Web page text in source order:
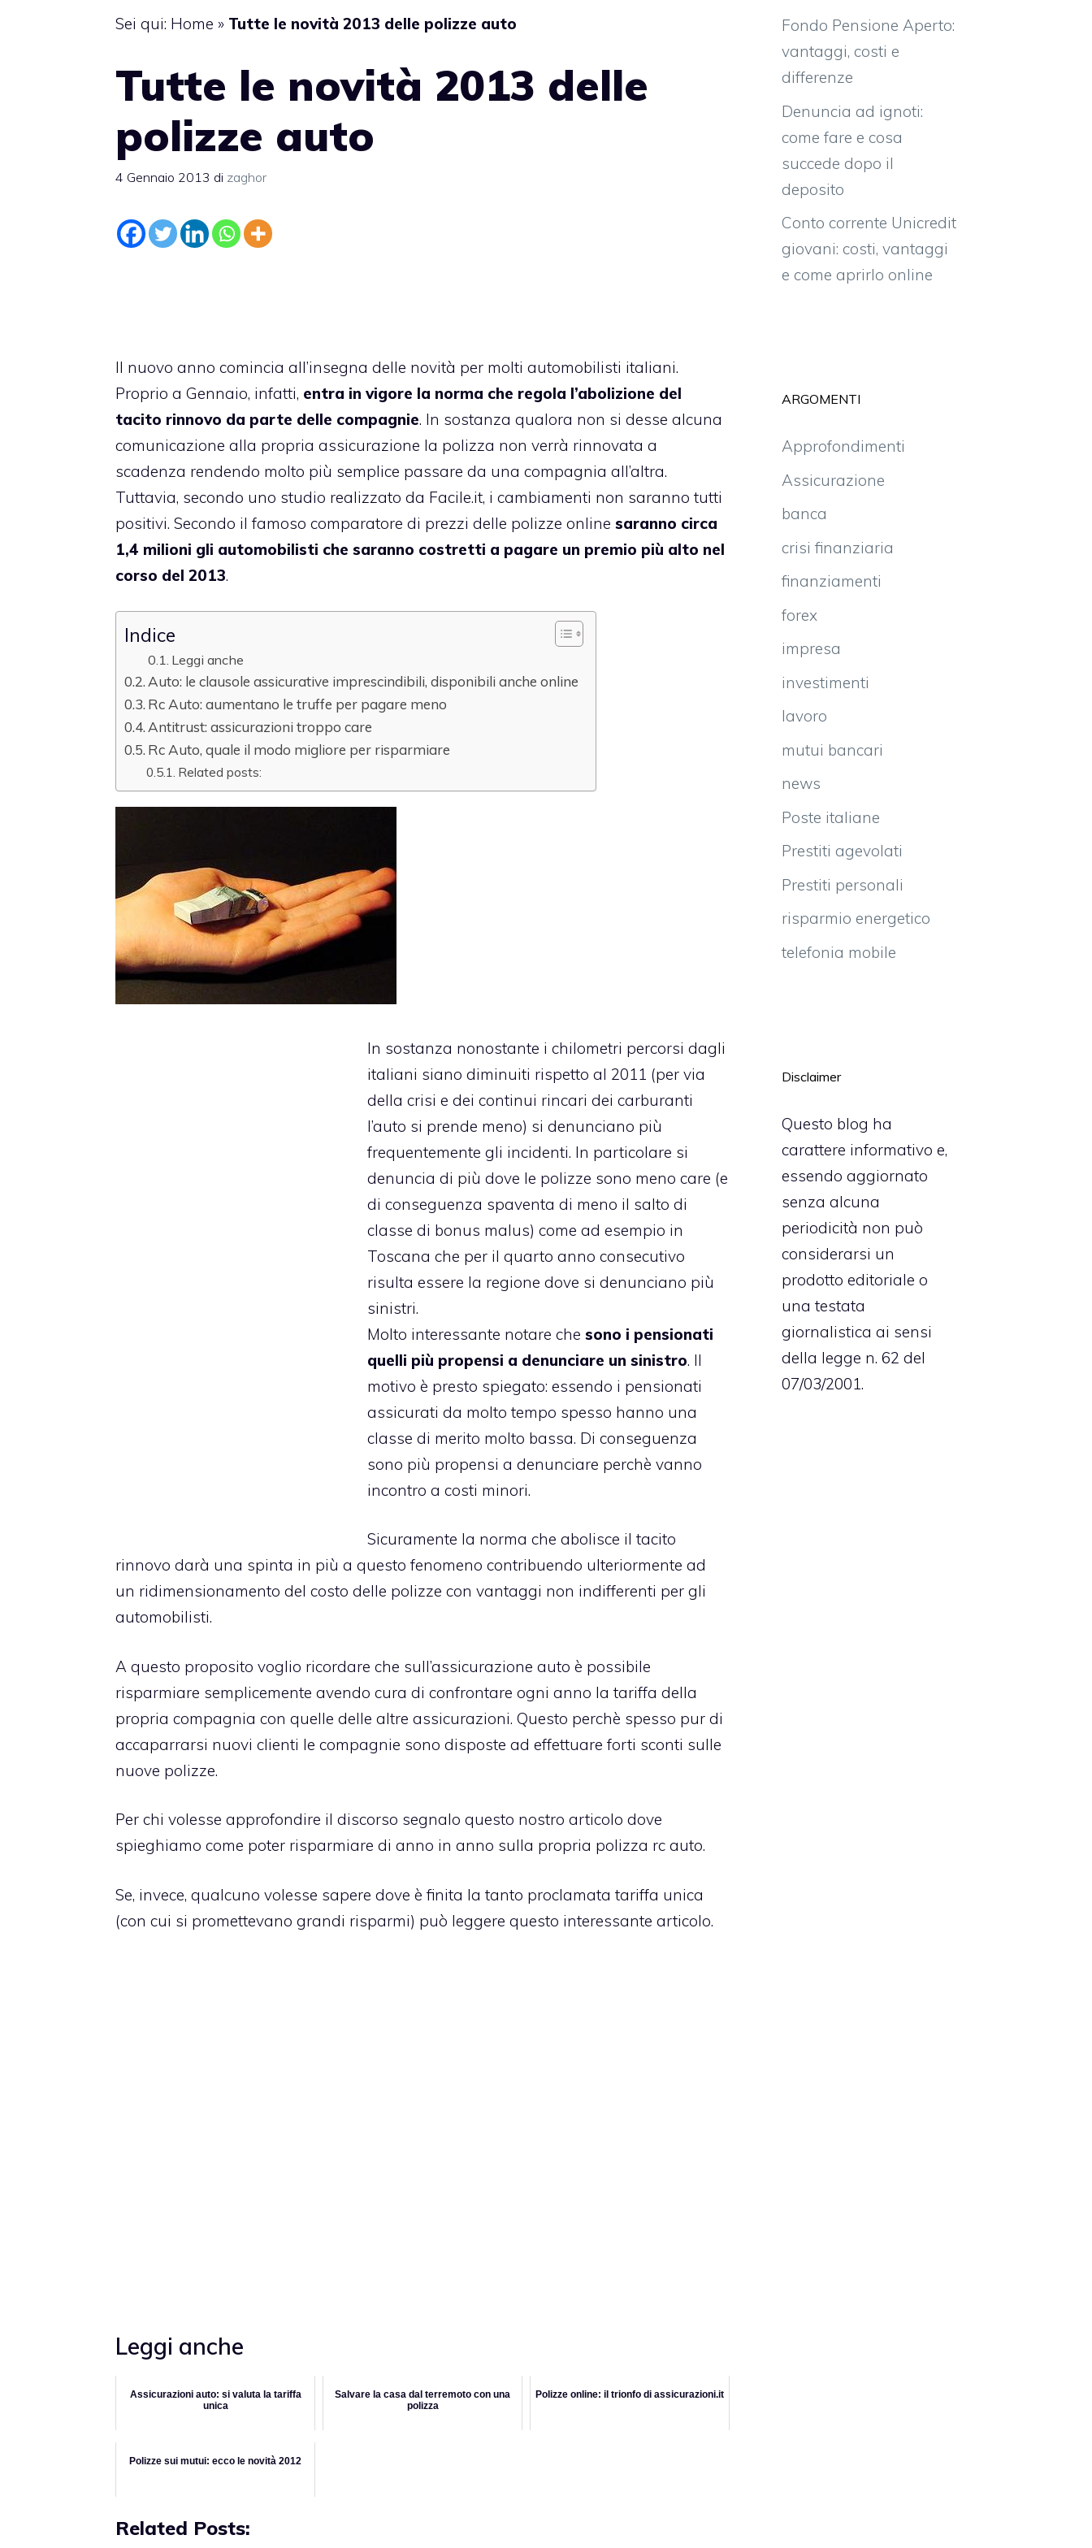
Sei qui: Home » Tutte le novità 2013 delle polizze auto
Tutte le novità 2013 delle
polizze auto
4 Gennaio 2013 di zaghor
Il nuovo anno comincia all’insegna delle novità per molti automobilisti italiani.
Proprio a Gennaio, infatti, entra in vigore la norma che regola l’abolizione del
tacito rinnovo da parte delle compagnie. In sostanza qualora non si desse alcuna
comunicazione alla propria assicurazione la polizza non verrà rinnovata a
scadenza rendendo molto più semplice passare da una compagnia all’altra.
Tuttavia, secondo uno studio realizzato da Facile.it, i cambiamenti non saranno tutti
positivi. Secondo il famoso comparatore di prezzi delle polizze online saranno circa
1,4 milioni gli automobilisti che saranno costretti a pagare un premio più alto nel
corso del 2013.
Indice
Leggi anche
Auto: le clausole assicurative imprescindibili, disponibili anche online
Rc Auto: aumentano le truffe per pagare meno
Antitrust: assicurazioni troppo care
Rc Auto, quale il modo migliore per risparmiare
Related posts:
In sostanza nonostante i chilometri percorsi dagli
italiani siano diminuiti rispetto al 2011 (per via
della crisi e dei continui rincari dei carburanti
l’auto si prende meno) si denunciano più
frequentemente gli incidenti. In particolare si
denuncia di più dove le polizze sono meno care (e
di conseguenza spaventa di meno il salto di
classe di bonus malus) come ad esempio in
Toscana che per il quarto anno consecutivo
risulta essere la regione dove si denunciano più
sinistri.
Molto interessante notare che sono i pensionati
quelli più propensi a denunciare un sinistro. Il
motivo è presto spiegato: essendo i pensionati
assicurati da molto tempo spesso hanno una
classe di merito molto bassa. Di conseguenza
sono più propensi a denunciare perchè vanno
incontro a costi minori.
Sicuramente la norma che abolisce il tacito
rinnovo darà una spinta in più a questo fenomeno contribuendo ulteriormente ad
un ridimensionamento del costo delle polizze con vantaggi non indifferenti per gli
automobilisti.
A questo proposito voglio ricordare che sull’assicurazione auto è possibile
risparmiare semplicemente avendo cura di confrontare ogni anno la tariffa della
propria compagnia con quelle delle altre assicurazioni. Questo perchè spesso pur di
accaparrarsi nuovi clienti le compagnie sono disposte ad effettuare forti sconti sulle
nuove polizze.
Per chi volesse approfondire il discorso segnalo questo nostro articolo dove
spieghiamo come poter risparmiare di anno in anno sulla propria polizza rc auto.
Se, invece, qualcuno volesse sapere dove è finita la tanto proclamata tariffa unica
(con cui si promettevano grandi risparmi) può leggere questo interessante articolo.
Leggi anche
Assicurazioni auto: si valuta la tariffa
unica
Salvare la casa dal terremoto con una
polizza
Polizze online: il trionfo di assicurazioni.it
Polizze sui mutui: ecco le novità 2012
Related Posts:
Fondo Pensione Aperto:
vantaggi, costi e
differenze
Denuncia ad ignoti:
come fare e cosa
succede dopo il
deposito
Conto corrente Unicredit
giovani: costi, vantaggi
e come aprirlo online
ARGOMENTI
Approfondimenti
Assicurazione
banca
crisi finanziaria
finanziamenti
forex
impresa
investimenti
lavoro
mutui bancari
news
Poste italiane
Prestiti agevolati
Prestiti personali
risparmio energetico
telefonia mobile
Disclaimer
Questo blog ha
carattere informativo e,
essendo aggiornato
senza alcuna
periodicità non può
considerarsi un
prodotto editoriale o
una testata
giornalistica ai sensi
della legge n. 62 del
07/03/2001.